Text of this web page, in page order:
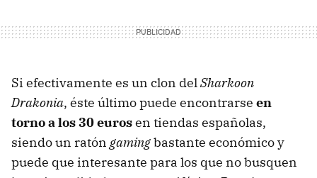
Si efectivamente es un clon del Sharkoon
Drakonia, éste último puede encontrarse en
torno a los 30 eurosen tiendas españolas,
siendo un ratón gamingbastante económico y
puede que interesante para los que no busquen